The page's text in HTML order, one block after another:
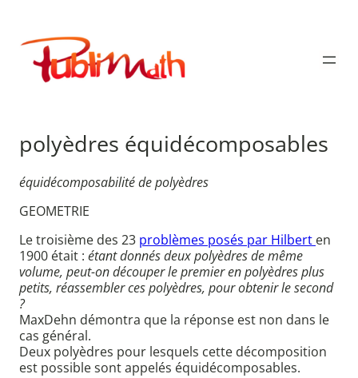
contenu
Publimath
polyèdres équidécomposables
équidécomposabilité de polyèdres
GEOMETRIE
Le troisième des 23 problèmes posés par Hilbert en
1900 était : étant donnés deux polyèdres de même
volume, peut-on découper le premier en polyèdres plus
petits, réassembler ces polyèdres, pour obtenir le second
?
MaxDehn démontra que la réponse est non dans le
cas général.
Deux polyèdres pour lesquels cette décomposition
est possible sont appelés équidécomposables.